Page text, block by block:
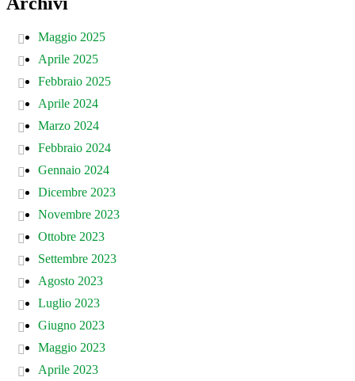
Maggio 2025
Aprile 2025
Febbraio 2025
Aprile 2024
Marzo 2024
Febbraio 2024
Gennaio 2024
Dicembre 2023
Novembre 2023
Ottobre 2023
Settembre 2023
Agosto 2023
Luglio 2023
Giugno 2023
Maggio 2023
Aprile 2023